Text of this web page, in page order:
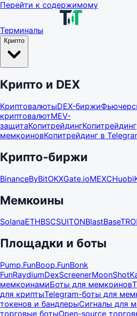
Перейти к содержимому
Терминалы
Крипто
Крипто и DEX
КриптовалютыDEX-биржи
криптовалютMEV-
защитаКопитрейдингКопитрейдинг
мемкоиновКопитрейдинг в
Крипто-биржи
BinanceByBitOKXGate.ioMEXCHuobi
Мемкоины
SolanaETHBSCSUITONBlastBase
Площадки и боты
Pump.FunBoop.FunBonk
FunRaydiumDexScreenerMoonShot
мемкоинамиБоты для мемкоинов
для криптыTelegram-боты для
токенов и бандлерыСигналы для
торговые ботыOpen-source